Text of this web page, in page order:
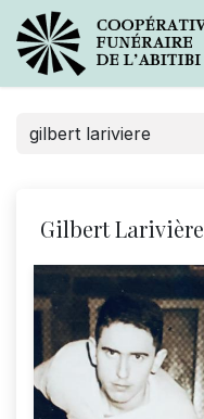
Gilbert Larivière